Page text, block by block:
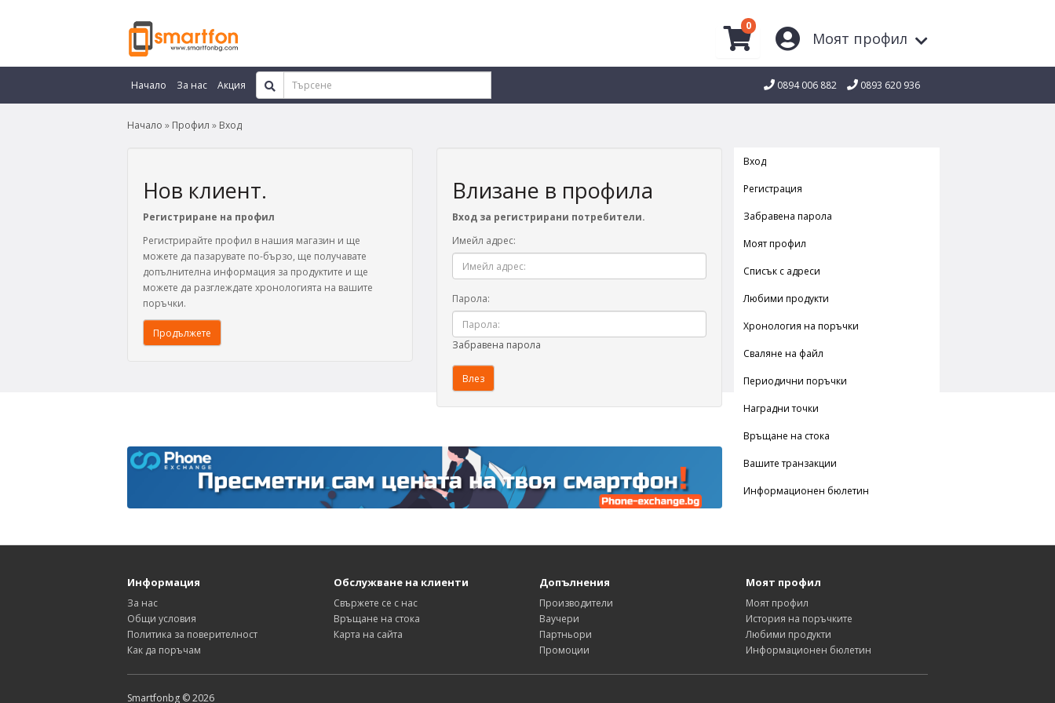
Моят профил
0
Начало За нас Акция 0894 006 882 0893 620 936
Начало Профил Вход
Нов клиент.
Регистриране на профил
Регистрирайте профил в нашия магазин и ще
можете да пазарувате по-бързо, ще получавате
допълнителна информация за продуктите и ще
можете да разглеждате хронологията на вашите
поръчки.
Продължете
Влизане в профила
Вход за регистрирани потребители.
Имейл адрес:
Парола:
Забравена парола
Вход
Регистрация
Забравена парола
Моят профил
Списък с адреси
Любими продукти
Хронология на поръчки
Сваляне на файл
Периодични поръчки
Наградни точки
Връщане на стока
Вашите транзакции
Информационен бюлетин
Информация
За нас
Общи условия
Политика за поверителност
Как да поръчам
Обслужване на клиенти
Свържете се с нас
Връщане на стока
Карта на сайта
Допълнения
Производители
Ваучери
Партньори
Промоции
Моят профил
Моят профил
История на поръчките
Любими продукти
Информационен бюлетин
Smartfonbg © 2026